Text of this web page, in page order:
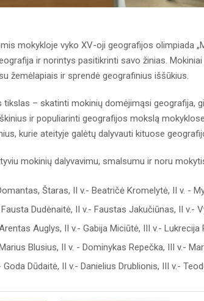
mokykloje vyko XV-oji geografijos olimpiada
ir norintys pasitikrinti savo žinias.
žemėlapiais ir sprendė geografinius iššūkius.
– skatinti mokinių domėjimąsi geografija,
ir populiarinti geografijos mokslą
kurie ateityje galėtų dalyvauti kituose
mokinių dalyvavimu, smalsumu ir noru
Štaras, II v.- Beatričė Kromelytė, II v. -
Dudėnaitė, II v.- Faustas Jakučiūnas, II v.-
Auglys, II v.- Gabija Miciūtė, III v.- Lukrecija
Blusius, II v. - Dominykas Repečka, III v.-
Goda Dūdaitė, II v.- Danielius Drublionis, III v.-